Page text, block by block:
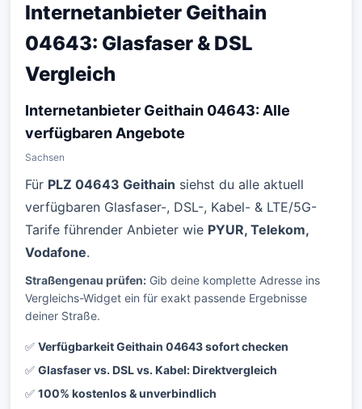
Internetanbieter Geithain
04643: Glasfaser & DSL
Vergleich
Internetanbieter Geithain 04643: Alle
verfügbaren Angebote
Sachsen
Für PLZ 04643 Geithain siehst du alle aktuell
verfügbaren Glasfaser-, DSL-, Kabel- & LTE/5G-
Tarife führender Anbieter wie PYUR, Telekom,
Vodafone.
Straßengenau prüfen: Gib deine komplette Adresse ins
Vergleichs-Widget ein für exakt passende Ergebnisse
deiner Straße.
✅ Verfügbarkeit Geithain 04643 sofort checken
✅ Glasfaser vs. DSL vs. Kabel: Direktvergleich
✅ 100% kostenlos & unverbindlich